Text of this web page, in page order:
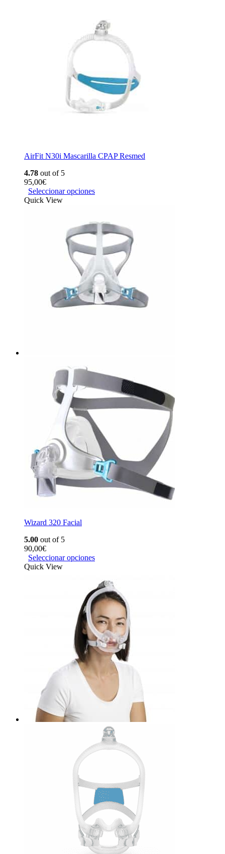
AirFit N30i Mascarilla CPAP Resmed
4.78 out of 5
95,00€
Seleccionar opciones
Quick View
Wizard 320 Facial
5.00 out of 5
90,00€
Seleccionar opciones
Quick View